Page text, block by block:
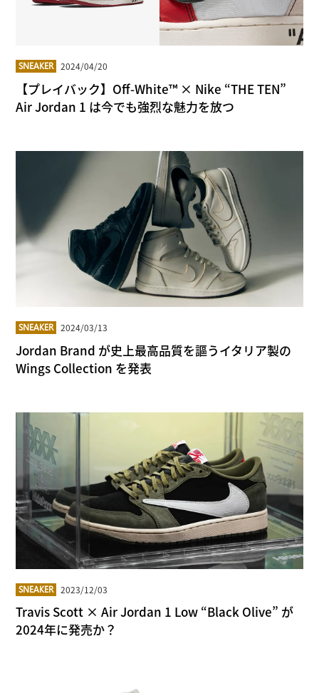
SNEAKER 2024/04/20
【プレイバック】Off-White™︎ × Nike “THE TEN”
Air Jordan 1 は今でも強烈な魅力を放つ
SNEAKER 2024/03/13
Jordan Brand が史上最高品質を謳うイタリア製の
Wings Collection を発表
SNEAKER 2023/12/03
Travis Scott × Air Jordan 1 Low “Black Olive” が
2024年に発売か？